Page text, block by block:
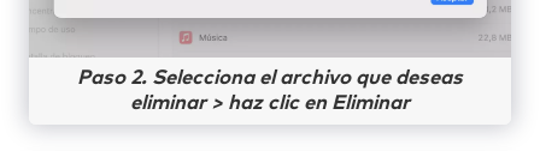
Paso 2. Selecciona el archivo que deseas
eliminar > haz clic en Eliminar